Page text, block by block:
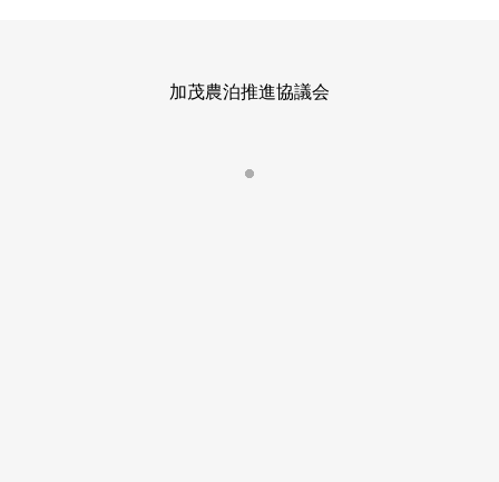
加茂農泊推進協議会